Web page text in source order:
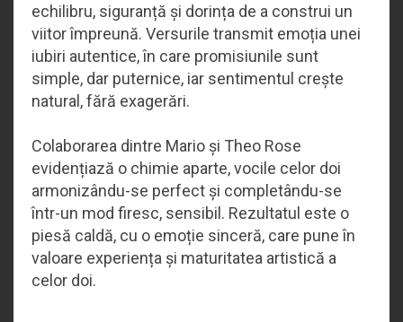
echilibru, siguranță și dorința de a construi un
viitor împreună. Versurile transmit emoția unei
iubiri autentice, în care promisiunile sunt
simple, dar puternice, iar sentimentul crește
natural, fără exagerări.
Colaborarea dintre Mario și Theo Rose
evidențiază o chimie aparte, vocile celor doi
armonizându-se perfect și completându-se
într-un mod firesc, sensibil. Rezultatul este o
piesă caldă, cu o emoție sinceră, care pune în
valoare experiența și maturitatea artistică a
celor doi.